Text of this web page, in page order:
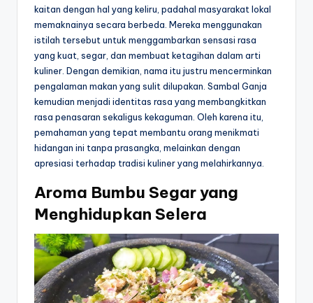
kaitan dengan hal yang keliru, padahal masyarakat lokal
memaknainya secara berbeda. Mereka menggunakan
istilah tersebut untuk menggambarkan sensasi rasa
yang kuat, segar, dan membuat ketagihan dalam arti
kuliner. Dengan demikian, nama itu justru mencerminkan
pengalaman makan yang sulit dilupakan. Sambal Ganja
kemudian menjadi identitas rasa yang membangkitkan
rasa penasaran sekaligus kekaguman. Oleh karena itu,
pemahaman yang tepat membantu orang menikmati
hidangan ini tanpa prasangka, melainkan dengan
apresiasi terhadap tradisi kuliner yang melahirkannya.
Aroma Bumbu Segar yang
Menghidupkan Selera